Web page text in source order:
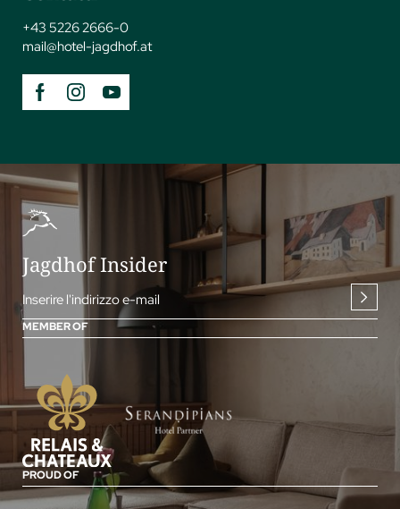
+43 5226 2666-0
mail@hotel-jagdhof.at
Jagdhof Insider
Inserire l'indirizzo e-mail
MEMBER OF
PROUD OF